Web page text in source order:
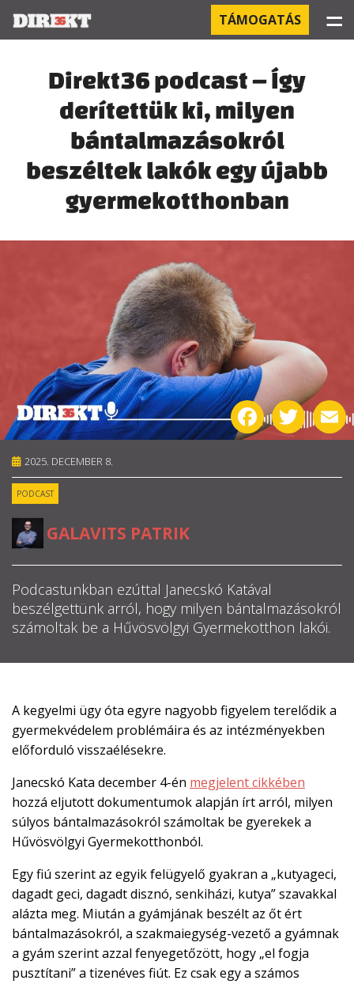
PROJEKTEK
KÓRHÁZI FERTŐZÉSEK
ORBÁN ÉS A GAZDASÁG
KÍNAI NEGYED
PEGASUS-MEGFIGYELÉSEK
AZ ORBÁN CSALÁD ÜZLETEI
OFFSHORE TITKOK
RÓLUNK
ALAPELVEK
CSAPAT
MŰKÖDÉS
TÁMOGATÁS
1%
WEBSHOP

EN
CSATLAKOZZ
TÁMOGATÓI
KÖRHÖZ!
TÁMOGATÁS ☰
Direkt36 podcast – Így
derítettük ki, milyen
bántalmazásokról
beszéltek lakók egy újabb
gyermekotthonban
2025. DECEMBER 8.
PODCAST
GALAVITS PATRIK
Podcastunkban ezúttal Janecskó Katával
beszélgettünk arról, hogy milyen bántalmazásokról
számoltak be a Hűvösvölgyi Gyermekotthon lakói.
FacebookTwitter
A kegyelmi ügy óta egyre nagyobb figyelem terelődik a
gyermekvédelem problémáira és az intézményekben
előforduló visszaélésekre.
Janecskó Kata december 4-én megjelent cikkében
hozzá eljutott dokumentumok alapján írt arról, milyen
súlyos bántalmazásokról számoltak be gyerekek a
Hűvösvölgyi Gyermekotthonból.
Egy fiú szerint az egyik felügyelő gyakran a „kutyageci,
dagadt geci, dagadt disznó, senkiházi, kutya” szavakkal
alázta meg. Miután a gyámjának beszélt az őt ért
bántalmazásokról, a szakmaiegység-vezető a gyámnak
a gyám szerint azzal fenyegetőzött, hogy „el fogja
pusztítani” a tizenéves fiút. Ez csak egy a számos